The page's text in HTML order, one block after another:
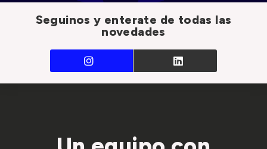
Seguinos y enterate de todas las
novedades